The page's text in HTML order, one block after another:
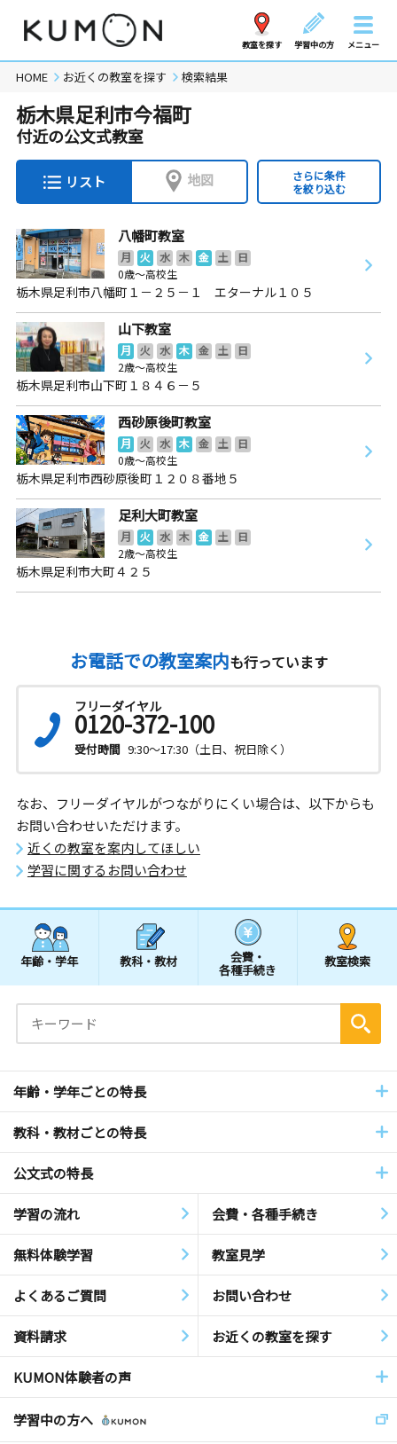
教室を探す 学習中の方 メニュー
HOME お近くの教室を探す 検索結果
栃木県足利市今福町
付近の公文式教室
リスト 地図
さらに条件
を絞り込む
八幡町教室
月 火 水 木 金 土
日
0歳～高校生
栃木県足利市八幡町１－２５－１ エターナル１０５
山下教室
月 火 水 木 金 土
日
2歳～高校生
栃木県足利市山下町１８４６－５
西砂原後町教室
月 火 水 木 金 土
日
0歳～高校生
栃木県足利市西砂原後町１２０８番地５
足利大町教室
月 火 水 木 金 土
日
2歳～高校生
栃木県足利市大町４２５
お電話での教室案内も行っています
フリーダイヤル
0120-372-100
受付時間 9:30～17:30（土日、祝日除く）
なお、フリーダイヤルがつながりにくい場合は、以下からも
お問い合わせいただけます。
近くの教室を案内してほしい
学習に関するお問い合わせ
年齢・学年 教科・教材 会費・
各種手続き
教室検索
年齢・学年ごとの特長
教科・教材ごとの特長
公文式の特長
学習の流れ 会費・各種手続き
無料体験学習 教室見学
よくあるご質問 お問い合わせ
資料請求 お近くの教室を探す
KUMON体験者の声
学習中の方へ